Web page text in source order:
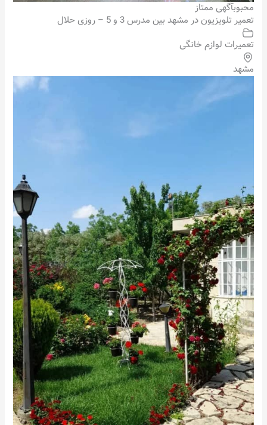
محبوبآگهی ممتاز
تعمیر تلویزیون در مشهد بین مدرس 3 و 5 – روزی حلال
تعمیرات لوازم خانگی
مشهد